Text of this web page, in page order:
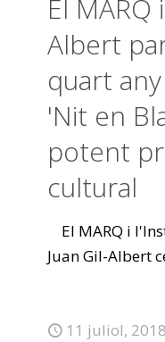
El
Albert
quart
'Nit en
potent
cultural
El MARQ i
Juan Gil-Albert
11 juliol, 2018